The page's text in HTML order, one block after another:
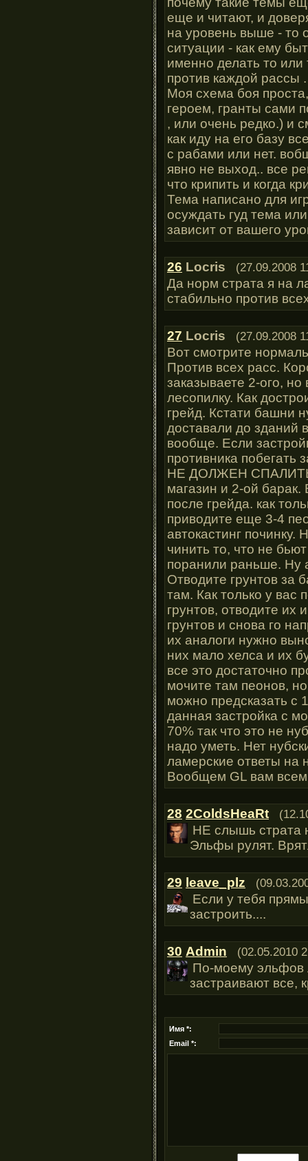
еще и читают, и
на уровень выше - то
ситуации - как ему
именно делать то или
против каждой рассы .
Моя схема боя
героем, гранты сами
, или очень редко.) и
как иду на его базу
с рабами или нет.
явно не выход.. все
что крипить и когда
Тема написано для
осуждать гуд тема
зависит от вашего
26 Locris (27.09.2008
Да норм страта я на
стабильно против
27 Locris (27.09.2008
Вот смотрите
Против всех расс.
заказываете 2-ого,
лесопилку. Как
грейд. Кстати башни
доставали до зданий
вообще. Если
противника
НЕ ДОЛЖЕН СПАЛИТЬ
магазин и 2-ой барак.
после грейда. как
приводите еще 3-4
автокастинг
чинить то, что не
поранили раньше. Ну
Отводите грунтов за
там. Как только у вас
грунтов, отводите их
грунтов и снова го
их аналоги нужно
них мало хелса и их
все это достаточно
мочите там пеонов,
можно предсказать с
данная застройка с
70% так что это не
надо уметь. Нет
ламерские ответы на
Вообщем GL вам
28 2ColdsHeaRt
НЕ слышь страта
Эльфы рулят.
29 leave_plz
Если у тебя
застроить....
30 Admin (02.05.2010
По-моему эльфов
застраивают все,
Имя *:
Email *: